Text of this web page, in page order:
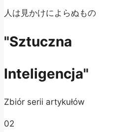
人は見かけによらぬもの
"Sztuczna
Inteligencja"
Zbiór serii artykułów
02